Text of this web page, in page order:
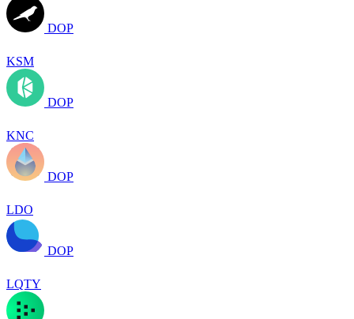
DOP
KSM
DOP
KNC
DOP
LDO
DOP
LQTY